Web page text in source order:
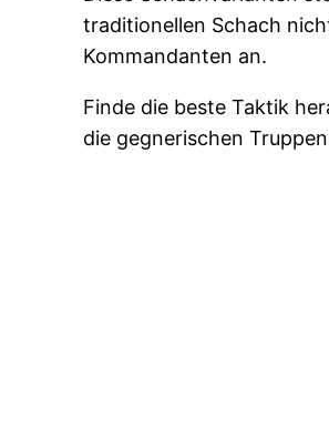
traditionellen Schach
Kommandanten an.
Finde die beste Taktik
die gegnerischen